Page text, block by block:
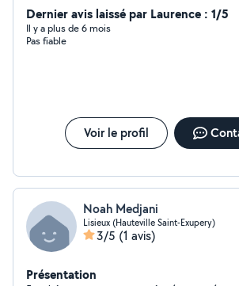
Dernier avis laissé par Laurence : 1/5
Il y a plus de 6 mois
Pas fiable
Voir le profil
Noah Medjani
Lisieux (Hauteville Saint-Exupery)
3/5 (1 avis)
Présentation